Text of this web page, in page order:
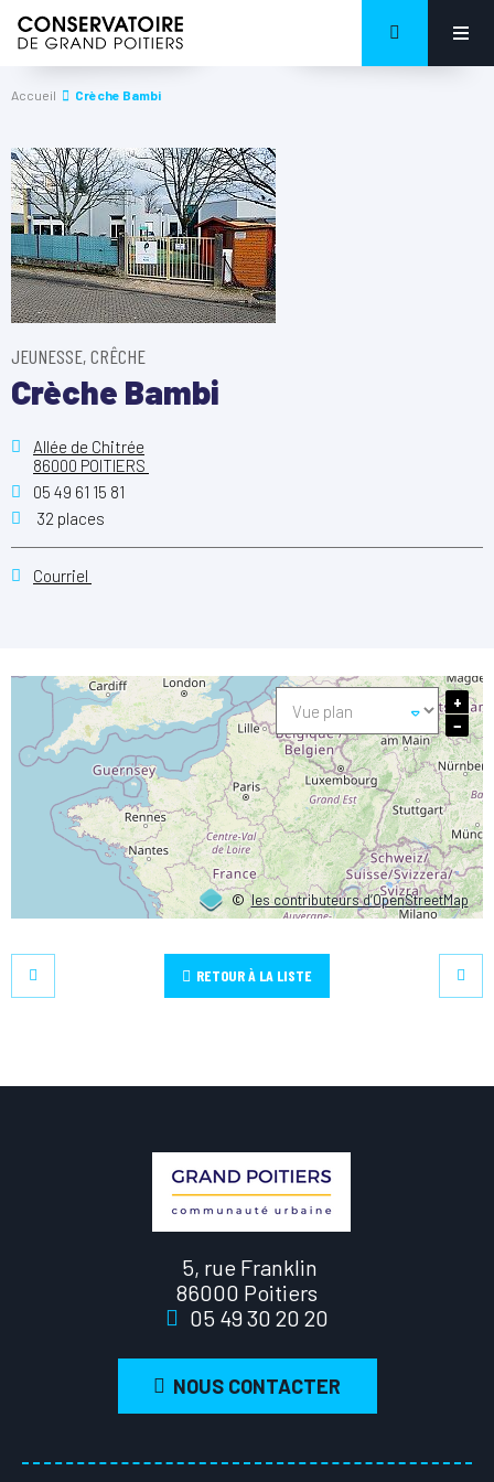
Accueil Crèche Bambi
JEUNESSE, CRÊCHE
Crèche Bambi
Allée de Chitrée
86000 POITIERS
05 49 61 15 81
32 places
Courriel
©les contributeurs d’OpenStreetMap
+
−
RETOUR À LA LISTE
5, rue Franklin
86000 Poitiers
05 49 30 20 20
NOUS CONTACTER